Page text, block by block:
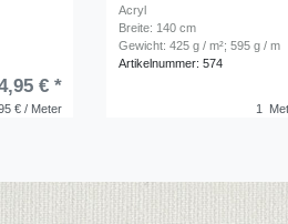
€ / Meter
€ *
Acryl
Breite: 140 cm
Gewicht: 425 g / m²; 595 g / m
Artikelnummer: 574
1